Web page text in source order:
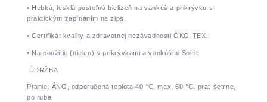
• Hebká, lesklá posteľná bielizeň na vankúš a prikrývku s
praktickým zapínaním na zips.
• Certifikát kvality a zdravotnej nezávadnosti ÖKO-TEX.
• Na použitie (nielen) s prikrývkami a vankúšmi Spirit.
ÚDRŽBA
Pranie: ÁNO, odporučená teplota 40 °C, max. 60 °C, prať šetrne,
po rube.